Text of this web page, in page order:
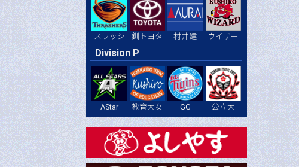
スラッシ 釧トヨタ 村井建 ウイザー
Division P
AStar 教育大女 GG 公立大